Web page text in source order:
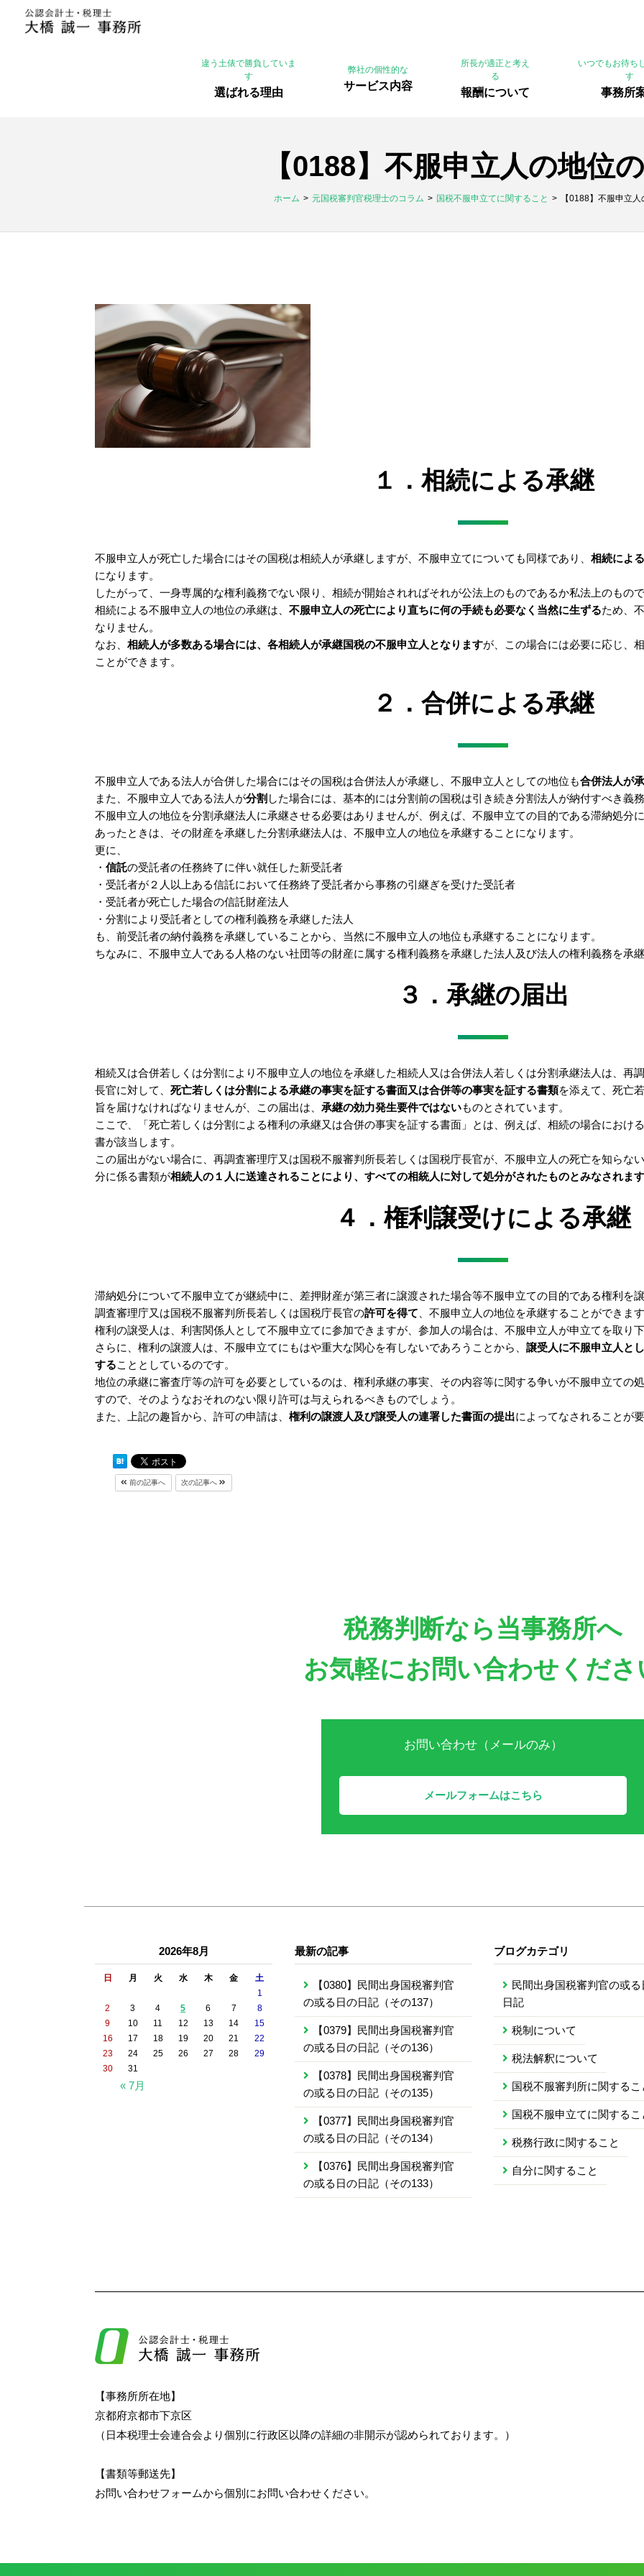
違う土俵で勝負していま
す
選ばれる理由
弊社の個性的な
サービス内容
所長が適正と考え
る
報酬について
いつでもお待ち
す
事務所
【0188】不服申立人の地位
ホーム 元国税審判官税理士のコラム 国税不服申立てに関すること 【0188】不服申立
１．相続による承継
不服申立人が死亡した場合にはその国税は相続人が承継しますが、不服申立てについても同様であり、 相続によ
になります。
したがって、一身専属的な権利義務でない限り、相続が開始されればそれが公法上のものであるか私法上のもの
相続による不服申立人の地位の承継は、 不服申立人の死亡により直ちに何の手続も必要なく当然に生ずるため、
なりません。
なお、 相続人が多数ある場合には、各相続人が承継国税の不服申立人となりますが、この場合には必要に応じ、
ことができます。
２．合併による承継
不服申立人である法人が合併した場合にはその国税は合併法人が承継し、不服申立人としての地位も合併法人が
また、不服申立人である法人が分割 した場合には、基本的には分割前の国税は引き続き分割法人が納付すべき義
不服申立人の地位を分割承継法人に承継させる必要はありませんが、例えば、不服申立ての目的である滞納処分
あったときは、その財産を承継した分割承継法人は、不服申立人の地位を承継することになります。
更に、
・ 信託の受託者の任務終了に伴い就任した新受託者
・受託者が２人以上ある信託において任務終了受託者から事務の引継ぎを受けた受託者
・受託者が死亡した場合の信託財産法人
・分割により受託者としての権利義務を承継した法人
も、前受託者の納付義務を承継していることから、当然に不服申立人の地位も承継することになります。
ちなみに、不服申立人である人格のない社団等の財産に属する権利義務を承継した法人及び法人の権利義務を承
３．承継の届出
相続又は合併若しくは分割により不服申立人の地位を承継した相続人又は合併法人若しくは分割承継法人は、再
長官に対して、 死亡若しくは分割による承継の事実を証する書面又は合併等の事実を証する書類を添えて、死亡
旨を届けなければなりませんが、この届出は、 承継の効力発生要件ではないものとされています。
ここで、「死亡若しくは分割による権利の承継又は合併の事実を証する書面」とは、例えば、相続の場合におけ
書が該当します。
この届出がない場合に、再調査審理庁又は国税不服審判所長若しくは国税庁長官が、不服申立人の死亡を知らな
分に係る書類が相続人の１人に送達されることにより、すべての相統人に対して処分がされたものとみなされま
４．権利譲受けによる承継
滞納処分について不服申立てが継続中に、差押財産が第三者に譲渡された場合等不服申立ての目的である権利を
調査審理庁又は国税不服審判所長若しくは国税庁長官の許可を得て 、不服申立人の地位を承継することができま
権利の譲受人は、利害関係人として不服申立てに参加できますが、参加人の場合は、不服申立人が申立てを取り
さらに、権利の譲渡人は、不服申立てにもはや重大な関心を有しないであろうことから、 譲受人に不服申立人と
することとしているのです。
地位の承継に審査庁等の許可を必要としているのは、権利承継の事実、その内容等に関する争いが不服申立ての
すので、そのようなおそれのない限り許可は与えられるべきものでしょう。
また、上記の趣旨から、許可の申請は、 権利の譲渡人及び譲受人の連署した書面の提出によってなされることが
前の記事へ 次の記事へ
税務判断なら当事務所へ
お気軽にお問い合わせくださ
お問い合わせ（メールのみ）
メールフォームはこちら
2026年8月
日 月 火 水 木 金 土
« 7月
1
2
3 4 5 6 7
8
9
10 11 12 13 14
15
16
17 18 19 20 21
22
23
24 25 26 27 28
29
30
31
最新の記事
【0380】民間出身国税審判官
の或る日の日記（その137）
【0379】民間出身国税審判官
の或る日の日記（その136）
【0378】民間出身国税審判官
の或る日の日記（その135）
【0377】民間出身国税審判官
の或る日の日記（その134）
【0376】民間出身国税審判官
の或る日の日記（その133）
ブログカテゴリ
民間出身国税審判官の或る
日記
税制について
税法解釈について
国税不服審判所に関するこ
国税不服申立てに関するこ
税務行政に関すること
自分に関すること
【事務所所在地】
京都府京都市下京区
（日本税理士会連合会より個別に行政区以降の詳細の非開示が認められております。）
【書類等郵送先】
お問い合わせフォームから個別にお問い合わせください。